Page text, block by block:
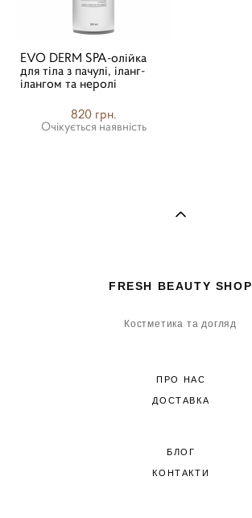
EVO DERM SPA-олійка
для тіла з пачулі, іланг-
ілангом та неролі
820 грн.
Очікується наявність
FRESH BEAUTY SHOP
Костметика та догляд
ПРО НАС
ДОСТАВКА
БЛОГ
КОНТАКТИ